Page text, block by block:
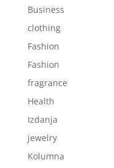
Business
clothing
Fashion
Fashion
fragrance
Health
Izdanja
jewelry
Kolumna